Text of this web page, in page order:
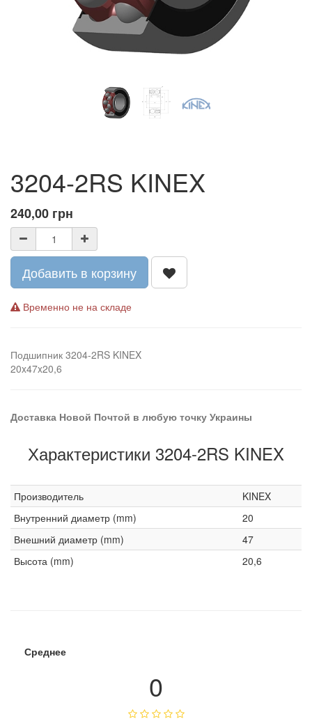
3204-2RS KINEX
240,00 грн
Добавить в корзину
Временно не на складе
Подшипник 3204-2RS KINEX
20x47x20,6
Доставка Новой Почтой в любую точку Украины
Характеристики 3204-2RS KINEX
Производитель
KINEX
Внутренний диаметр (mm)
20
Внешний диаметр (mm)
47
Высота (mm)
20,6
Среднее
0